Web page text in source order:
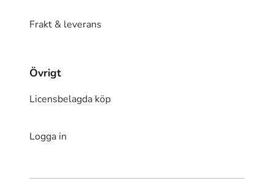
Frakt & leverans
Övrigt
Licensbelagda köp
Logga in